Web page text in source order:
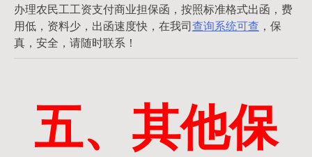
办理农民工工资支付商业担保函，按照标准格式出函，费
用低，资料少，出函速度快，在我司查询系统可查 ，保
真，安全，请随时联系！
五、其他保